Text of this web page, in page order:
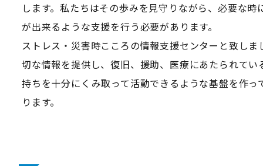
します。私たちはその歩みを見守りながら、必要な時
が出来るような支援を行う必要があります。
ストレス・災害時こころの情報支援センターと致し
切な情報を提供し、復旧、援助、医療にあたられて
持ちを十分にくみ取って活動できるような基盤を作っ
ります。